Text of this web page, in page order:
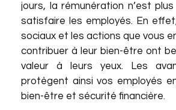
jours, la rémunération n’est
satisfaire les employés. En
sociaux et les actions que vous
contribuer à leur bien-être ont
valeur à leurs yeux. Les
protègent ainsi vos employés
bien-être et sécurité financière.